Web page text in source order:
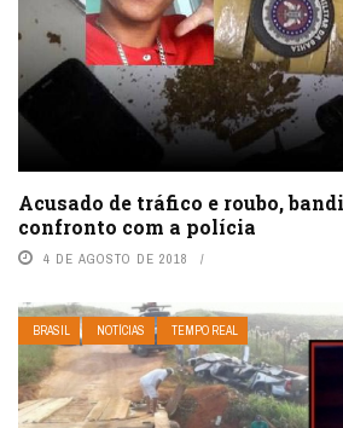
Acusado de tráfico e roubo,
confronto com a polícia
4 DE AGOSTO DE 2018
BRASIL NOTÍCIAS TEMPO REAL